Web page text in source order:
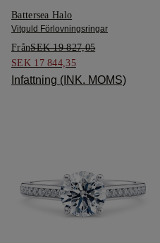
Battersea Halo
Vitguld Förlovningsringar
FrånSEK 19 827,05
SEK 17 844,35
Infattning (INK. MOMS)